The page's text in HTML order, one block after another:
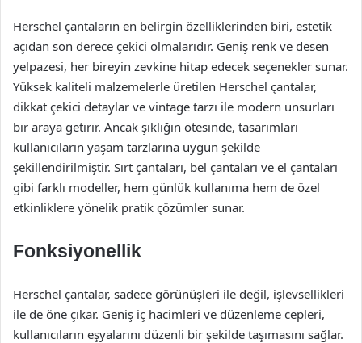
Herschel çantaların en belirgin özelliklerinden biri, estetik
açıdan son derece çekici olmalarıdır. Geniş renk ve desen
yelpazesi, her bireyin zevkine hitap edecek seçenekler sunar.
Yüksek kaliteli malzemelerle üretilen Herschel çantalar,
dikkat çekici detaylar ve vintage tarzı ile modern unsurları
bir araya getirir. Ancak şıklığın ötesinde, tasarımları
kullanıcıların yaşam tarzlarına uygun şekilde
şekillendirilmiştir. Sırt çantaları, bel çantaları ve el çantaları
gibi farklı modeller, hem günlük kullanıma hem de özel
etkinliklere yönelik pratik çözümler sunar.
Fonksiyonellik
Herschel çantalar, sadece görünüşleri ile değil, işlevsellikleri
ile de öne çıkar. Geniş iç hacimleri ve düzenleme cepleri,
kullanıcıların eşyalarını düzenli bir şekilde taşımasını sağlar.